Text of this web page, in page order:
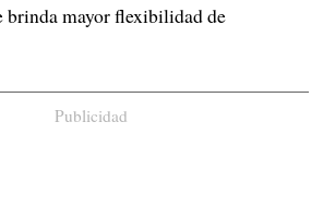
brinda mayor flexibilidad de
Publicidad